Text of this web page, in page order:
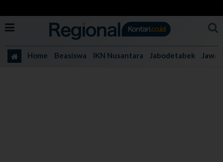
Home Beasiswa IKN Nusantara Jabodetabek Jawa